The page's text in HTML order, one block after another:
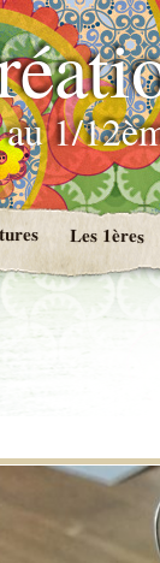
1/
Les 1ères